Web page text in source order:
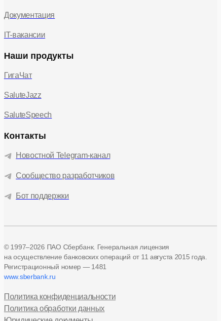
Документация
IT-вакансии
Наши продукты
ГигаЧат
SaluteJazz
SaluteSpeech
Контакты
Новостной Telegram-канал
Сообщество разработчиков
Бот поддержки
© 1997–2026 ПАО Сбербанк. Генеральная лицензия
на осуществление банковских операций от 11 августа 2015 года.
Регистрационный номер — 1481
www.sberbank.ru
Политика конфиденциальности
Политика обработки данных